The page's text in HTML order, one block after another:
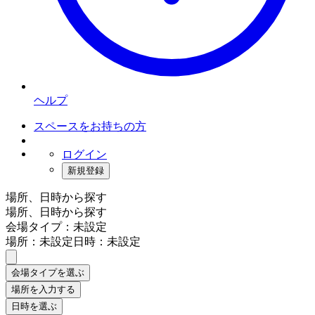
ヘルプ
スペースをお持ちの方
ログイン
新規登録
場所、日時から探す
場所、日時から探す
会場タイプ：未設定
場所：未設定日時：未設定
会場タイプを選ぶ
場所を入力する
日時を選ぶ